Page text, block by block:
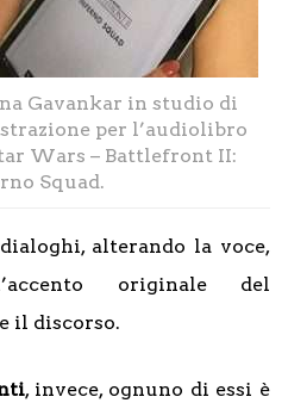
Gavankar in studio di
per l’audiolibro
Wars – Battlefront II:
Squad.
alterando la voce,
originale del
il discorso.
, invece, ognuno di essi è